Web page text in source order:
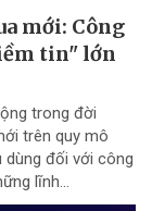
mới: Công
tin" lớn
trong đời
trên quy mô
đối với công
lĩnh...